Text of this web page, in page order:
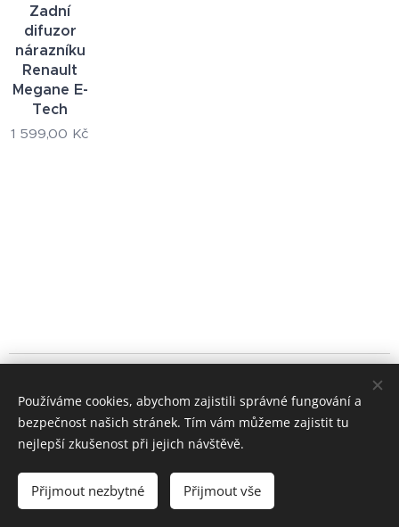
Zadní
difuzor
nárazníku
Renault
Megane E-
Tech
1 599,00 Kč
+420 722 195 264
Cookies
Měna
CZK Kč
Používáme cookies, abychom zajistili správné fungování a
bezpečnost našich stránek. Tím vám můžeme zajistit tu
nejlepší zkušenost při jejich návštěvě.
Přijmout nezbytné Přijmout vše